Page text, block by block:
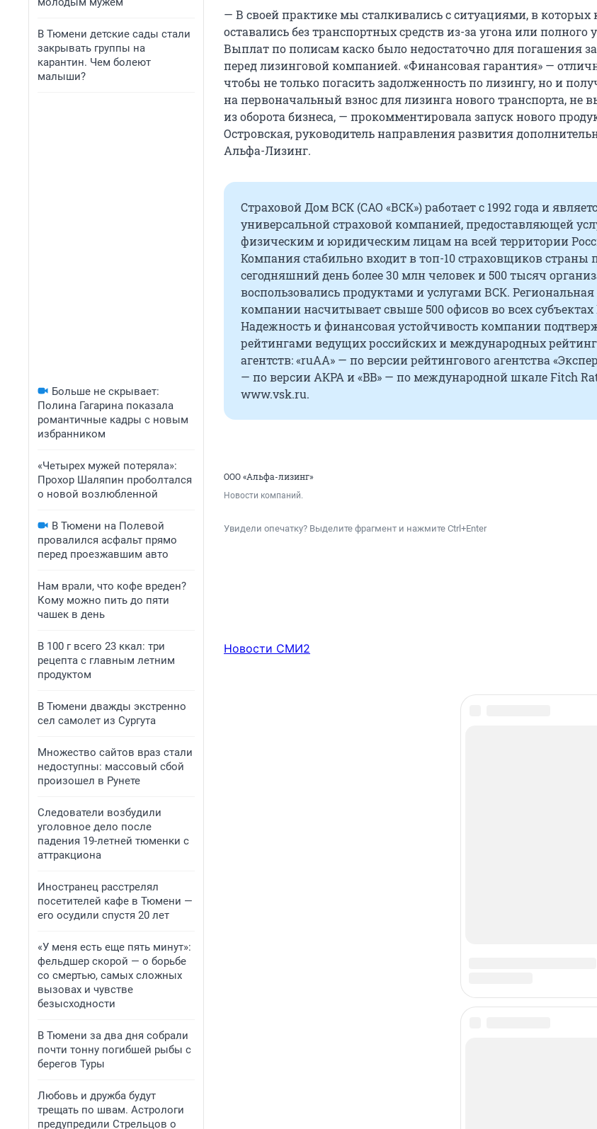
В Тюмени детские сады стали
закрывать группы на
карантин. Чем болеют
малыши?
Больше не скрывает:
Полина Гагарина показала
романтичные кадры с новым
избранником
«Четырех мужей потеряла»:
Прохор Шаляпин проболтался
о новой возлюбленной
В Тюмени на Полевой
провалился асфальт прямо
перед проезжавшим авто
Нам врали, что кофе вреден?
Кому можно пить до пяти
чашек в день
В 100 г всего 23 ккал: три
рецепта с главным летним
продуктом
В Тюмени дважды экстренно
сел самолет из Сургута
Множество сайтов враз стали
недоступны: массовый сбой
произошел в Рунете
Следователи возбудили
уголовное дело после
падения 19-летней тюменки с
аттракциона
Иностранец расстрелял
посетителей кафе в Тюмени —
его осудили спустя 20 лет
«У меня есть еще пять минут»:
фельдшер скорой — о борьбе
со смертью, самых сложных
вызовах и чувстве
безысходности
В Тюмени за два дня собрали
почти тонну погибшей рыбы с
берегов Туры
Любовь и дружба будут
трещать по швам. Астрологи
предупредили Стрельцов о
— В своей практике мы сталкивались с ситуациями, в которых
оставались без транспортных средств из-за угона или
Выплат по полисам каско было недостаточно для погашения
перед лизинговой компанией. «Финансовая гарантия» —
чтобы не только погасить задолженность по лизингу, но и
на первоначальный взнос для лизинга нового транспорта, не
из оборота бизнеса, — прокомментировала запуск нового
Островская, руководитель направления развития
Альфа-Лизинг.
Страховой Дом ВСК (САО «ВСК») работает с 1992 года и
универсальной страховой компанией, предоставляющей
физическим и юридическим лицам на всей территории
Компания стабильно входит в топ-10 страховщиков страны
сегодняшний день более 30 млн человек и 500 тысяч
воспользовались продуктами и услугами ВСК. Региональная
компании насчитывает свыше 500 офисов во всех субъектах
Надежность и финансовая устойчивость компании
рейтингами ведущих российских и международных
агентств: «ruAA» — по версии рейтингового агентства
— по версии АКРА и «BB» — по международной шкале Fitch
www.vsk.ru.
ООО «Альфа-лизинг»
Новости компаний.
Увидели опечатку? Выделите фрагмент и нажмите Ctrl+Enter
Новости СМИ2